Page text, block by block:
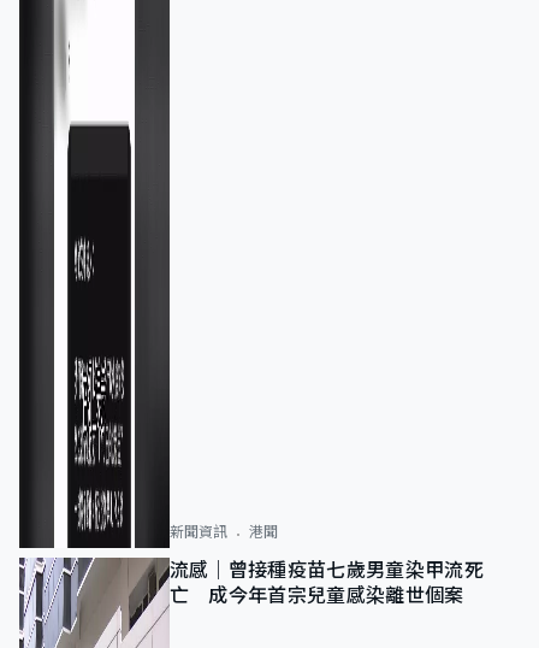
新聞資訊 港聞
流感｜曾接種疫苗七歲男童染甲流死
亡 成今年首宗兒童感染離世個案